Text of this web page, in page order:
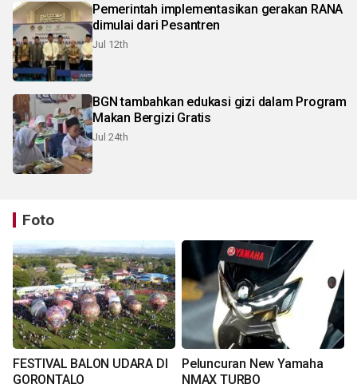
Pemerintah implementasikan gerakan RANA
dimulai dari Pesantren
Jul 12th
BGN tambahkan edukasi gizi dalam Program
Makan Bergizi Gratis
Jul 24th
Foto
FESTIVAL BALON UDARA DI
GORONTALO
Peluncuran New Yamaha
NMAX TURBO